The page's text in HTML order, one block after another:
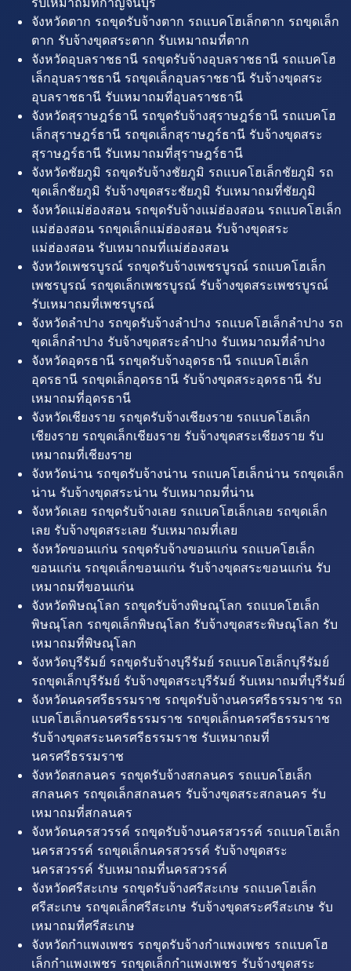
จังหวัดตาก รถขุดรับจ้างตาก รถแบคโฮเล็กตาก รถขุดเล็ก
ตาก รับจ้างขุดสระตาก รับเหมาถมที่ตาก
จังหวัดอุบลราชธานี รถขุดรับจ้างอุบลราชธานี รถแบคโฮ
เล็กอุบลราชธานี รถขุดเล็กอุบลราชธานี รับจ้างขุดสระ
อุบลราชธานี รับเหมาถมที่อุบลราชธานี
จังหวัดสุราษฎร์ธานี รถขุดรับจ้างสุราษฎร์ธานี รถแบคโฮ
เล็กสุราษฎร์ธานี รถขุดเล็กสุราษฎร์ธานี รับจ้างขุดสระ
สุราษฎร์ธานี รับเหมาถมที่สุราษฎร์ธานี
จังหวัดชัยภูมิ รถขุดรับจ้างชัยภูมิ รถแบคโฮเล็กชัยภูมิ รถ
ขุดเล็กชัยภูมิ รับจ้างขุดสระชัยภูมิ รับเหมาถมที่ชัยภูมิ
จังหวัดแม่ฮ่องสอน รถขุดรับจ้างแม่ฮ่องสอน รถแบคโฮเล็ก
แม่ฮ่องสอน รถขุดเล็กแม่ฮ่องสอน รับจ้างขุดสระ
แม่ฮ่องสอน รับเหมาถมที่แม่ฮ่องสอน
จังหวัดเพชรบูรณ์ รถขุดรับจ้างเพชรบูรณ์ รถแบคโฮเล็ก
เพชรบูรณ์ รถขุดเล็กเพชรบูรณ์ รับจ้างขุดสระเพชรบูรณ์
รับเหมาถมที่เพชรบูรณ์
จังหวัดลำปาง รถขุดรับจ้างลำปาง รถแบคโฮเล็กลำปาง รถ
ขุดเล็กลำปาง รับจ้างขุดสระลำปาง รับเหมาถมที่ลำปาง
จังหวัดอุดรธานี รถขุดรับจ้างอุดรธานี รถแบคโฮเล็ก
อุดรธานี รถขุดเล็กอุดรธานี รับจ้างขุดสระอุดรธานี รับ
เหมาถมที่อุดรธานี
จังหวัดเชียงราย รถขุดรับจ้างเชียงราย รถแบคโฮเล็ก
เชียงราย รถขุดเล็กเชียงราย รับจ้างขุดสระเชียงราย รับ
เหมาถมที่เชียงราย
จังหวัดน่าน รถขุดรับจ้างน่าน รถแบคโฮเล็กน่าน รถขุดเล็ก
น่าน รับจ้างขุดสระน่าน รับเหมาถมที่น่าน
จังหวัดเลย รถขุดรับจ้างเลย รถแบคโฮเล็กเลย รถขุดเล็ก
เลย รับจ้างขุดสระเลย รับเหมาถมที่เลย
จังหวัดขอนแก่น รถขุดรับจ้างขอนแก่น รถแบคโฮเล็ก
ขอนแก่น รถขุดเล็กขอนแก่น รับจ้างขุดสระขอนแก่น รับ
เหมาถมที่ขอนแก่น
จังหวัดพิษณุโลก รถขุดรับจ้างพิษณุโลก รถแบคโฮเล็ก
พิษณุโลก รถขุดเล็กพิษณุโลก รับจ้างขุดสระพิษณุโลก รับ
เหมาถมที่พิษณุโลก
จังหวัดบุรีรัมย์ รถขุดรับจ้างบุรีรัมย์ รถแบคโฮเล็กบุรีรัมย์
รถขุดเล็กบุรีรัมย์ รับจ้างขุดสระบุรีรัมย์ รับเหมาถมที่บุรีรัมย์
จังหวัดนครศรีธรรมราช รถขุดรับจ้างนครศรีธรรมราช รถ
แบคโฮเล็กนครศรีธรรมราช รถขุดเล็กนครศรีธรรมราช
รับจ้างขุดสระนครศรีธรรมราช รับเหมาถมที่
นครศรีธรรมราช
จังหวัดสกลนคร รถขุดรับจ้างสกลนคร รถแบคโฮเล็ก
สกลนคร รถขุดเล็กสกลนคร รับจ้างขุดสระสกลนคร รับ
เหมาถมที่สกลนคร
จังหวัดนครสวรรค์ รถขุดรับจ้างนครสวรรค์ รถแบคโฮเล็ก
นครสวรรค์ รถขุดเล็กนครสวรรค์ รับจ้างขุดสระ
นครสวรรค์ รับเหมาถมที่นครสวรรค์
จังหวัดศรีสะเกษ รถขุดรับจ้างศรีสะเกษ รถแบคโฮเล็ก
ศรีสะเกษ รถขุดเล็กศรีสะเกษ รับจ้างขุดสระศรีสะเกษ รับ
เหมาถมที่ศรีสะเกษ
จังหวัดกำแพงเพชร รถขุดรับจ้างกำแพงเพชร รถแบคโฮ
เล็กกำแพงเพชร รถขุดเล็กกำแพงเพชร รับจ้างขุดสระ